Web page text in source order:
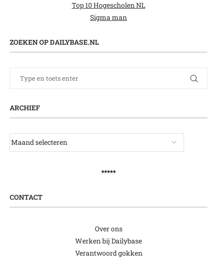
Top 10 Hogescholen NL
Sigma man
ZOEKEN OP DAILYBASE.NL
ARCHIEF
*****
CONTACT
Over ons
Werken bij Dailybase
Verantwoord gokken